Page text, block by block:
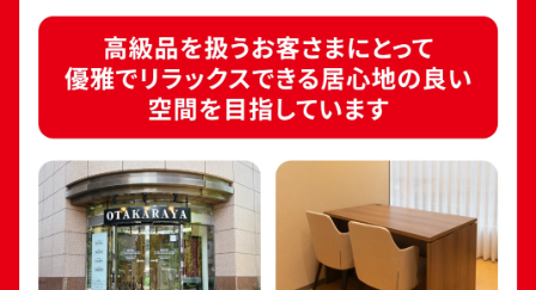
24金(K24)天皇陛下喜寿奉祝記念小判
参考買取価格
833,300円
24金(K24)札幌オ
28g
参考買取価格
833,300円